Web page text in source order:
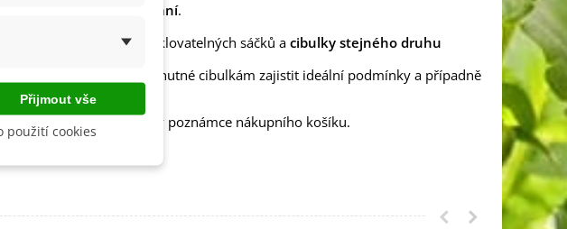
postupem k pěstování.
do papírových recyklovatelných sáčků a cibulky stejného druhu
po jejich obdržení je nutné cibulkám zajistit ideální podmínky a případně
Pokyny uveďte v poznámce nákupního košíku.
Přijmout vše
použití cookies